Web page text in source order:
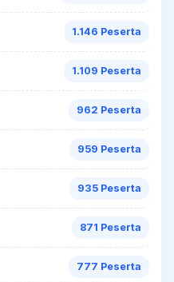
1.146 Peserta
1.109 Peserta
962 Peserta
959 Peserta
935 Peserta
871 Peserta
777 Peserta